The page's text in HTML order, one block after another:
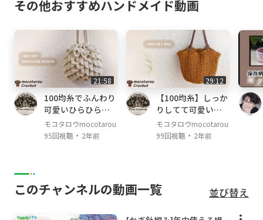
amazon▶https://amzn.to/3z5LVvF
[サイズ]
縦：約16.5cm、横：約17cm
その他おすすめハンドメイド動画
21:58
100均糸でふんわり
可愛いひらひら模
様の巾着ポーチの
編み方。かぎ針編
モコタロウmocotarou
95回視聴・ 2年前
29:12
【100均糸】しっか
りしてて可愛い模
様編みバッグの編
み方。かぎ針編み
モコタロウmocotarou
99回視聴・ 2年前
このチャンネルの動画一覧 並び替え